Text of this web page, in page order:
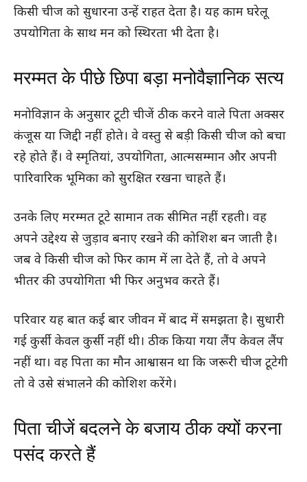
किसी चीज को सुधारना उन्हें राहत देता है। यह काम घरेलू
उपयोगिता के साथ मन को स्थिरता भी देता है।
मरम्मत के पीछे छिपा बड़ा मनोवैज्ञानिक सत्य
मनोविज्ञान के अनुसार टूटी चीजें ठीक करने वाले पिता अक्सर
कंजूस या जिद्दी नहीं होते। वे वस्तु से बड़ी किसी चीज को बचा
रहे होते हैं। वे स्मृतियां, उपयोगिता, आत्मसम्मान और अपनी
पारिवारिक भूमिका को सुरक्षित रखना चाहते हैं।
उनके लिए मरम्मत टूटे सामान तक सीमित नहीं रहती। वह
अपने उद्देश्य से जुड़ाव बनाए रखने की कोशिश बन जाती है।
जब वे किसी चीज को फिर काम में ला देते हैं, तो वे अपने
भीतर की उपयोगिता भी फिर अनुभव करते हैं।
परिवार यह बात कई बार जीवन में बाद में समझता है। सुधारी
गई कुर्सी केवल कुर्सी नहीं थी। ठीक किया गया लैंप केवल लैंप
नहीं था। वह पिता का मौन आश्वासन था कि जरूरी चीज टूटेगी
तो वे उसे संभालने की कोशिश करेंगे।
पिता चीजें बदलने के बजाय ठीक क्यों करना
पसंद करते हैं